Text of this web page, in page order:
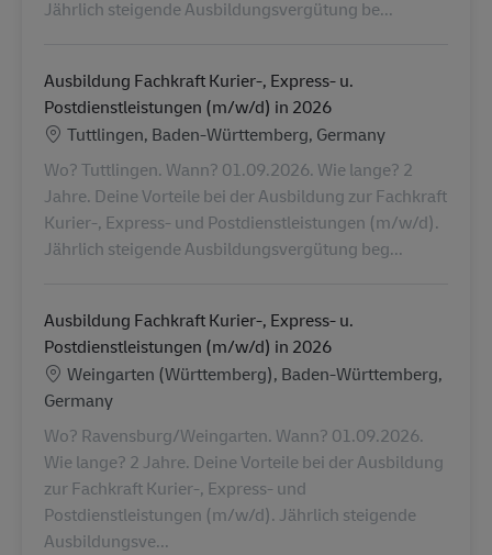
Jährlich steigende Ausbildungsvergütung be...
Ausbildung Fachkraft Kurier-, Express- u.
Postdienstleistungen (m/w/d) in 2026
Location
Tuttlingen, Baden-Württemberg, Germany
Wo? Tuttlingen. Wann? 01.09.2026. Wie lange? 2
Jahre. Deine Vorteile bei der Ausbildung zur Fachkraft
Kurier-, Express- und Postdienstleistungen (m/w/d).
Jährlich steigende Ausbildungsvergütung beg...
Ausbildung Fachkraft Kurier-, Express- u.
Postdienstleistungen (m/w/d) in 2026
Location
Weingarten (Württemberg), Baden-Württemberg,
Germany
Wo? Ravensburg/Weingarten. Wann? 01.09.2026.
Wie lange? 2 Jahre. Deine Vorteile bei der Ausbildung
zur Fachkraft Kurier-, Express- und
Postdienstleistungen (m/w/d). Jährlich steigende
Ausbildungsve...